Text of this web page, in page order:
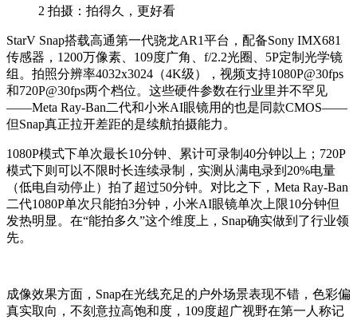
2 拍摄：拍得久，更好看
StarV Snap搭载高通第一代骁龙AR1平台，配备Sony IMX681
传感器，1200万像素、109度广角、f/2.2光圈、5P定制光学镜
组。拍照分辨率4032x3024（4K级），视频支持1080P@30fps
和720P@30fps两个档位。这些硬件参数在行业里并不罕见
——Meta Ray-Ban二代和小米AI眼镜用的也是同款CMOS——
但Snap真正拉开差距的是续航拍摄能力。
1080P模式下单次最长10分钟、累计可录制40分钟以上；720P
模式下则可以不限时长连续录制，实测从满电录到20%电量
（低电自动停止）拍了超过50分钟。对比之下，Meta Ray-Ban
二代1080P单次只能拍3分钟，小米AI眼镜单次上限10分钟但
发热明显。在“能拍多久”这个维度上，Snap确实做到了行业领
先。
成像效果方面，Snap在光线充足的户外场景表现不错，色彩偏
真实取向，不刻意拉高饱和度，109度超广视野在第一人称记